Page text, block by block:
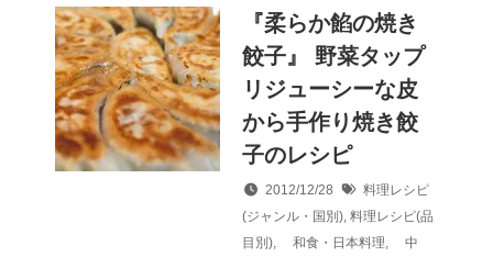
『柔らか餡の焼き
餃子』 野菜タップ
リジューシーな皮
から手作り焼き餃
子のレシピ
2012/12/28
料理レシピ
(ジャンル・国別), 料理レシピ(品
目別), 和食・日本料理,
中